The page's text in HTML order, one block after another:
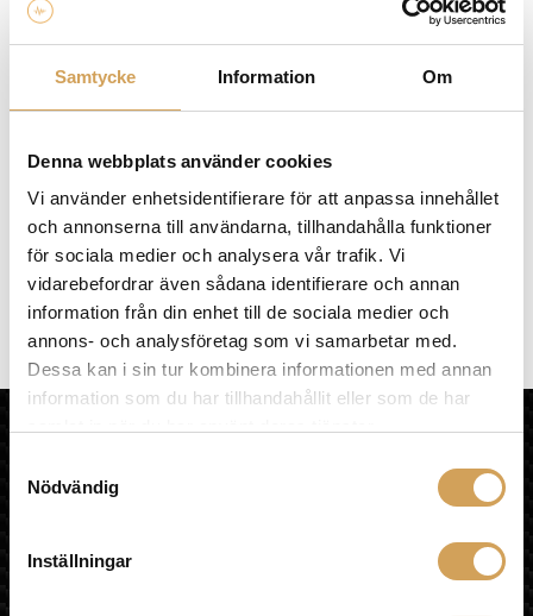
Samtycke Information Om
Denna webbplats använder cookies
Vi använder enhetsidentifierare för att anpassa innehållet
och annonserna till användarna, tillhandahålla funktioner
för sociala medier och analysera vår trafik. Vi
vidarebefordrar även sådana identifierare och annan
information från din enhet till de sociala medier och
annons- och analysföretag som vi samarbetar med.
Dessa kan i sin tur kombinera informationen med annan
information som du har tillhandahållit eller som de har
Nödvändig
Inställningar
De
olika
kan
väljas
på
produktsidan
JBL L82mkII Classic
Stativhögtalare
JBL-SYNTHESIS
fr.
27 490,00 kr /par Mer info »Den
här
produkten
har
KÖPVILLKOR
VÅR BUTIK
MULTIROOM